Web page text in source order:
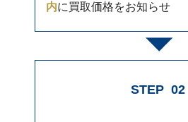
内に買取価格をお知らせ
STEP 02